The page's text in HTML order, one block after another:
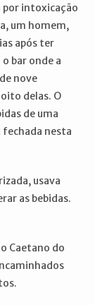
intoxicação
um homem,
após ter
bar onde a
nove
delas. O
de uma
nesta
usava
as bebidas.
Caetano do